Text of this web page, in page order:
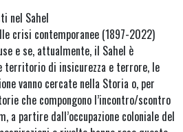
nel Sahel
crisi contemporanee (1897-2022)
e se, attualmente, il Sahel è
territorio di insicurezza e terrore, le
vanno cercate nella Storia o, per
che compongono l’incontro/scontro
a partire dall’occupazione coloniale del